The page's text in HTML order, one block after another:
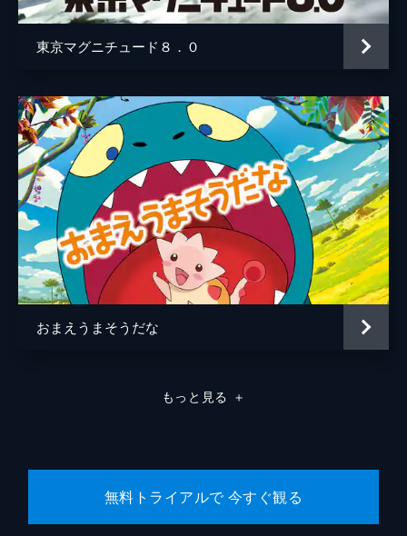
東京マグニチュード８．０
おまえうまそうだな
もっと見る ＋
無料トライアルで 今すぐ観る